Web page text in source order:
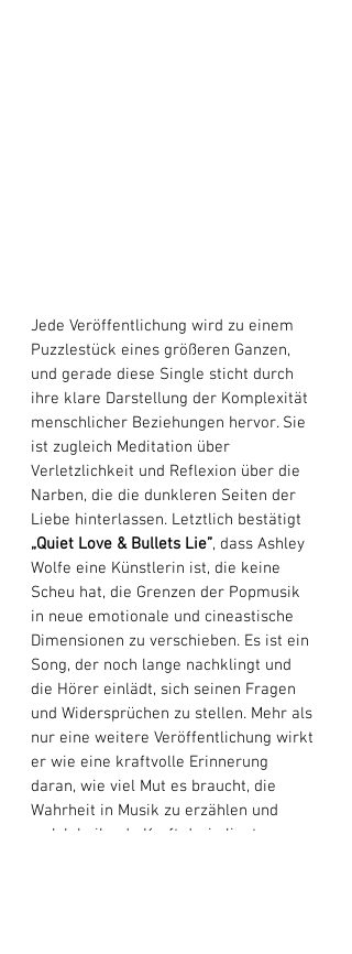
Jede Veröffentlichung wird zu einem
Puzzlestück eines größeren Ganzen,
und gerade diese Single sticht durch
ihre klare Darstellung der Komplexität
menschlicher Beziehungen hervor. Sie
ist zugleich Meditation über
Verletzlichkeit und Reflexion über die
Narben, die die dunkleren Seiten der
Liebe hinterlassen. Letztlich bestätigt
„Quiet Love & Bullets Lie”, dass Ashley
Wolfe eine Künstlerin ist, die keine
Scheu hat, die Grenzen der Popmusik
in neue emotionale und cineastische
Dimensionen zu verschieben. Es ist ein
Song, der noch lange nachklingt und
die Hörer einlädt, sich seinen Fragen
und Widersprüchen zu stellen. Mehr als
nur eine weitere Veröffentlichung wirkt
er wie eine kraftvolle Erinnerung
daran, wie viel Mut es braucht, die
Wahrheit in Musik zu erzählen und
welch heilende Kraft darin liegt,